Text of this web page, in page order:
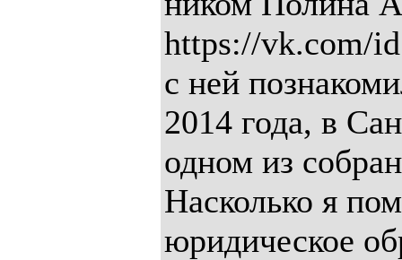
https://vk.com/
с ней
2014 года, в
одном из
Насколько я
юридическое